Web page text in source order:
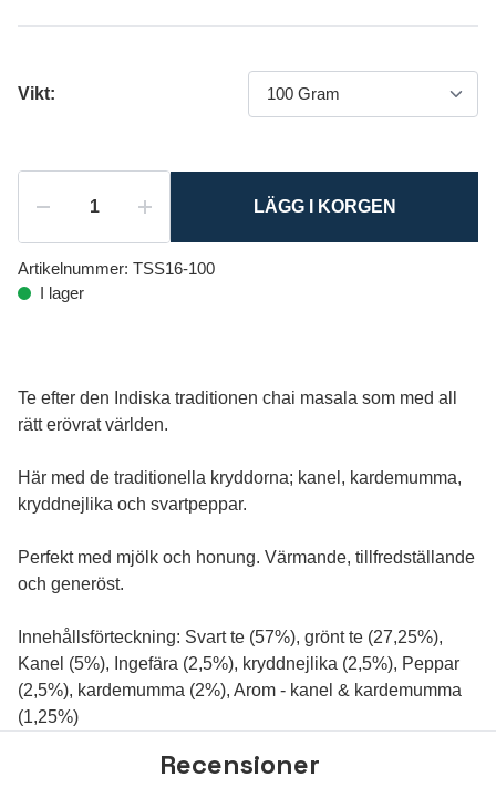
Vikt:
LÄGG I KORGEN
Artikelnummer: TSS16-100
I lager
Te efter den Indiska traditionen chai masala som med all
rätt erövrat världen.
Här med de traditionella kryddorna; kanel, kardemumma,
kryddnejlika och svartpeppar.
Perfekt med mjölk och honung. Värmande, tillfredställande
och generöst.
Innehållsförteckning: Svart te (57%), grönt te (27,25%),
Kanel (5%), Ingefära (2,5%), kryddnejlika (2,5%), Peppar
(2,5%), kardemumma (2%), Arom - kanel & kardemumma
(1,25%)
Recensioner